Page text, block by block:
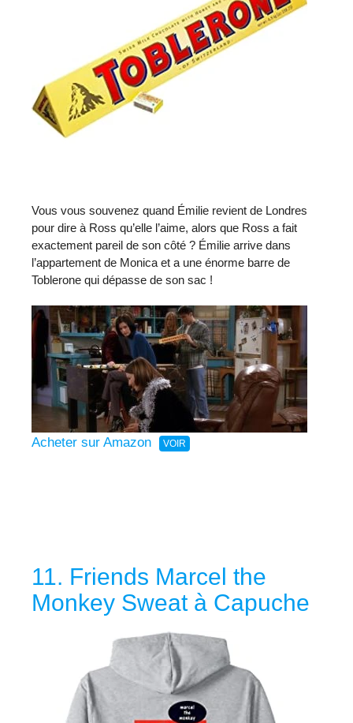
Vous vous souvenez quand Émilie revient de Londres
pour dire à Ross qu’elle l’aime, alors que Ross a fait
exactement pareil de son côté ? Émilie arrive dans
l’appartement de Monica et a une énorme barre de
Toblerone qui dépasse de son sac !
Acheter sur Amazon
11. Friends Marcel the
Monkey Sweat à Capuche